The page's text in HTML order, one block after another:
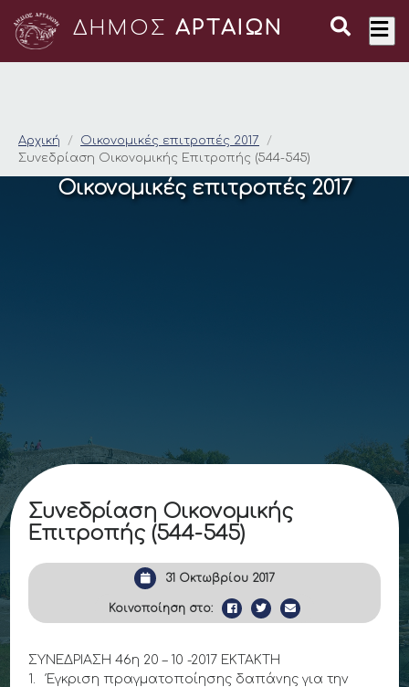
ΔΗΜΟΣ ΑΡΤΑΙΩΝ
Συνεδρίαση
Αρχική
Οικονομικές επιτροπές 2017
Συνεδρίαση Οικονομικής Επιτροπής (544-545)
Οικονομικές επιτροπές 2017
Συνεδρίαση Οικονομικής
Επιτροπής (544-545)
31 Οκτωβρίου 2017
Κοινοποίηση στο:
ΣΥΝΕΔΡΙΑΣΗ 46η 20 – 10 -2017 ΕΚΤΑΚΤΗ
1. Έγκριση πραγματοποίησης δαπάνης για την